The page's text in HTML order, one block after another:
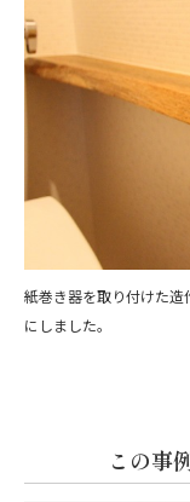
紙巻き器を取り付けた
にしました。
この事